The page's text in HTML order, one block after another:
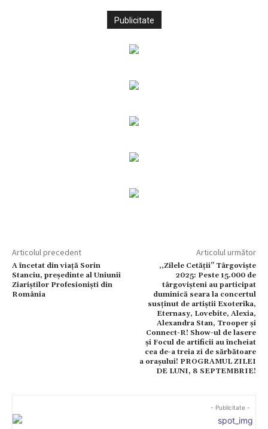
Publicitate
Articolul precedent
A încetat din viață Sorin
Stanciu, președinte al Uniunii
Ziariștilor Profesioniști din
România
Articolul următor
,,Zilele Cetății’’ Târgoviște
2025: Peste 15.000 de
târgovișteni au participat
duminică seara la concertul
susținut de artiștii Exoterika,
Eternasy, Lovebite, Alexia,
Alexandra Stan, Trooper și
Connect-R! Show-ul de lasere
și Focul de artificii au încheiat
cea de-a treia zi de sărbătoare
a orașului! PROGRAMUL ZILEI
DE LUNI, 8 SEPTEMBRIE!
- Publicitate -